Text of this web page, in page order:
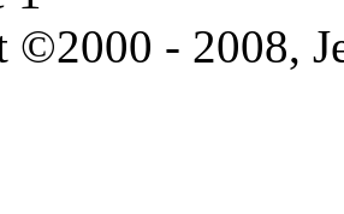
©2000 - 2008,